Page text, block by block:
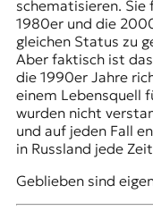
schematisieren. Sie
1980er und die
gleichen Status zu
Aber faktisch ist
die 1990er Jahre
einem Lebensquell
wurden nicht
und auf jeden Fall
in Russland jede
Geblieben sind